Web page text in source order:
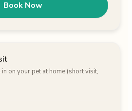
Book Now
in on your pet at home (short visit,